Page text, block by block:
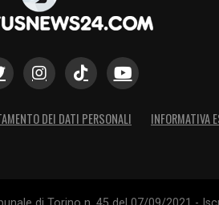
DEI DATI PERSONALI INFORMATIVA